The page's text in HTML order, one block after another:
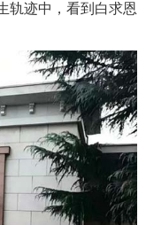
轨迹中，看到白求恩